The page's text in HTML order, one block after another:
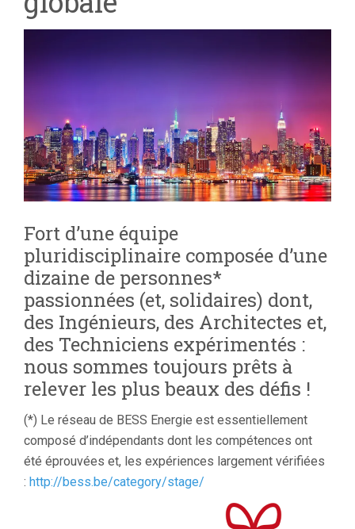
Fort d’une équipe
pluridisciplinaire composée d’une
dizaine de personnes*
passionnées (et, solidaires) dont,
des Ingénieurs, des Architectes et,
des Techniciens expérimentés :
nous sommes toujours prêts à
relever les plus beaux des défis !
(*) Le réseau de BESS Energie est essentiellement
composé d’indépendants dont les compétences ont
été éprouvées et, les expériences largement vérifiées
: http://bess.be/category/stage/